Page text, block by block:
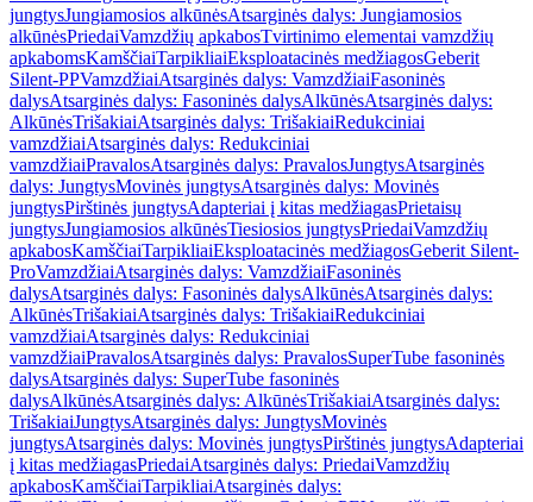
jungtysJungiamosios alkūnėsAtsarginės dalys: Jungiamosios
alkūnėsPriedaiVamzdžių apkabosTvirtinimo elementai vamzdžių
apkabomsKamščiaiTarpikliaiEksploatacinės medžiagosGeberit
Silent-PPVamzdžiaiAtsarginės dalys: VamzdžiaiFasoninės
dalysAtsarginės dalys: Fasoninės dalysAlkūnėsAtsarginės dalys:
AlkūnėsTrišakiaiAtsarginės dalys: TrišakiaiRedukciniai
vamzdžiaiAtsarginės dalys: Redukciniai
vamzdžiaiPravalosAtsarginės dalys: PravalosJungtysAtsarginės
dalys: JungtysMovinės jungtysAtsarginės dalys: Movinės
jungtysPirštinės jungtysAdapteriai į kitas medžiagasPrietaisų
jungtysJungiamosios alkūnėsTiesiosios jungtysPriedaiVamzdžių
apkabosKamščiaiTarpikliaiEksploatacinės medžiagosGeberit Silent-
ProVamzdžiaiAtsarginės dalys: VamzdžiaiFasoninės
dalysAtsarginės dalys: Fasoninės dalysAlkūnėsAtsarginės dalys:
AlkūnėsTrišakiaiAtsarginės dalys: TrišakiaiRedukciniai
vamzdžiaiAtsarginės dalys: Redukciniai
vamzdžiaiPravalosAtsarginės dalys: PravalosSuperTube fasoninės
dalysAtsarginės dalys: SuperTube fasoninės
dalysAlkūnėsAtsarginės dalys: AlkūnėsTrišakiaiAtsarginės dalys:
TrišakiaiJungtysAtsarginės dalys: JungtysMovinės
jungtysAtsarginės dalys: Movinės jungtysPirštinės jungtysAdapteriai
į kitas medžiagasPriedaiAtsarginės dalys: PriedaiVamzdžių
apkabosKamščiaiTarpikliaiAtsarginės dalys: